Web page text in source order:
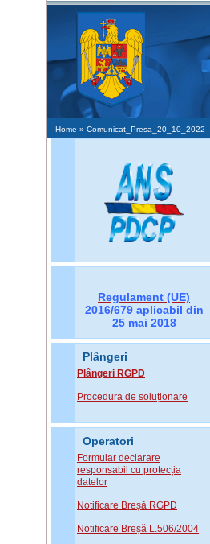
Home » Comunicat_Presa_20_10_2022
Regulament (UE)
2016/679 aplicabil din
25 mai 2018
Plângeri
Plângeri RGPD
Procedura de soluționare
Operatori
Formular declarare
responsabil cu protecția
datelor
Notificare Breșă RGPD
Notificare Breșă L.506/2004